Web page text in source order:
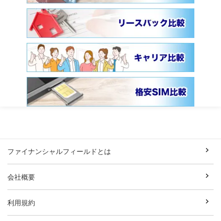
ファイナンシャルフィールドとは
会社概要
利用規約